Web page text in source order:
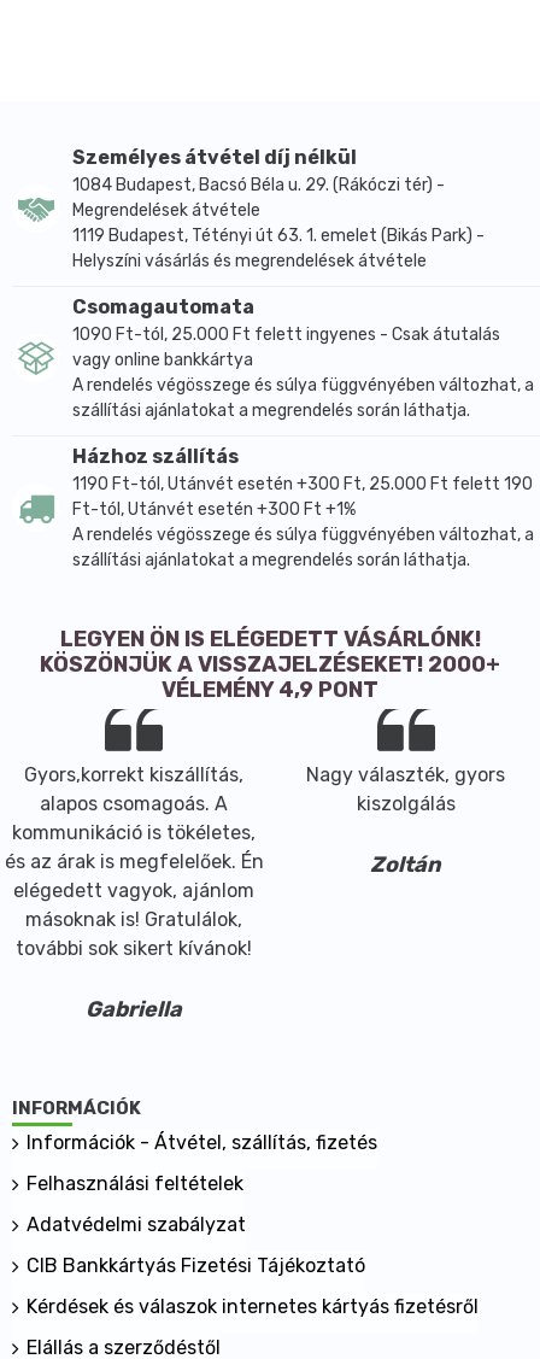
Személyes átvétel díj nélkül
1084 Budapest, Bacsó Béla u. 29. (Rákóczi tér) -
Megrendelések átvétele
1119 Budapest, Tétényi út 63. 1. emelet (Bikás Park) -
Helyszíni vásárlás és megrendelések átvétele
Csomagautomata
1090 Ft-tól, 25.000 Ft felett ingyenes - Csak átutalás
vagy online bankkártya
A rendelés végösszege és súlya függvényében változhat, a
szállítási ajánlatokat a megrendelés során láthatja.
Házhoz szállítás
1190 Ft-tól, Utánvét esetén +300 Ft, 25.000 Ft felett 190
Ft-tól, Utánvét esetén +300 Ft +1%
A rendelés végösszege és súlya függvényében változhat, a
szállítási ajánlatokat a megrendelés során láthatja.
LEGYEN ÖN IS ELÉGEDETT VÁSÁRLÓNK!
KÖSZÖNJÜK A VISSZAJELZÉSEKET! 2000+
VÉLEMÉNY 4,9 PONT
Gyors,korrekt kiszállítás,
alapos csomagoás. A
kommunikáció is tökéletes,
és az árak is megfelelőek. Én
elégedett vagyok, ajánlom
másoknak is! Gratulálok,
további sok sikert kívánok!
Gabriella
Nagy választék, gyors
kiszolgálás
Zoltán
INFORMÁCIÓK
Információk - Átvétel, szállítás, fizetés
Felhasználási feltételek
Adatvédelmi szabályzat
CIB Bankkártyás Fizetési Tájékoztató
Kérdések és válaszok internetes kártyás fizetésről
Elállás a szerződéstől